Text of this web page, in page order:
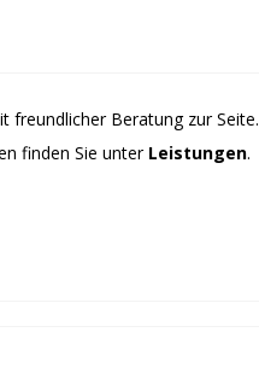
freundlicher Beratung zur Seite.
finden Sie unter Leistungen.